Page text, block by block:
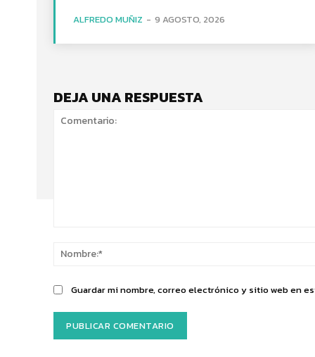
ALFREDO MUÑIZ - 9 AGOSTO, 2026
DEJA UNA RESPUESTA
Guardar mi nombre, correo electrónico y sitio web en